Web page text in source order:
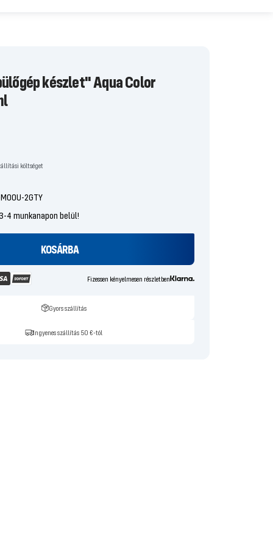
készlet" Aqua Color
költséget
2GTY
4 munkanapon belül!
KOSÁRBA
Fizessen kényelmesen részletben
Gyors szállítás
Ingyenes szállítás 50 €-tól